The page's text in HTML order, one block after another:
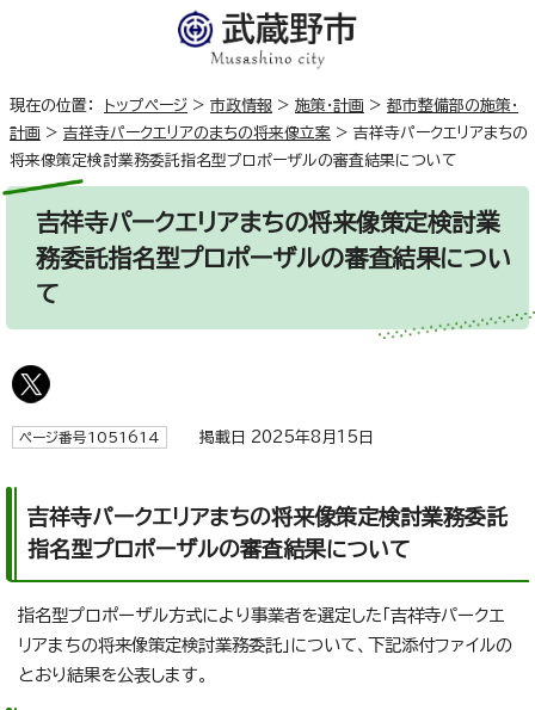
現在の位置： トップページ > 市政情報 > 施策・計画 > 都市整備部の施策・
計画 > 吉祥寺パークエリアのまちの将来像立案 > 吉祥寺パークエリアまちの
将来像策定検討業務委託指名型プロポーザルの審査結果について
吉祥寺パークエリアまちの将来像策定検討業
務委託指名型プロポーザルの審査結果につい
て
ページ番号1051614 掲載日 2025年8月15日
吉祥寺パークエリアまちの将来像策定検討業務委託
指名型プロポーザルの審査結果について
指名型プロポーザル方式により事業者を選定した「吉祥寺パークエ
リアまちの将来像策定検討業務委託」について、下記添付ファイルの
とおり結果を公表します。